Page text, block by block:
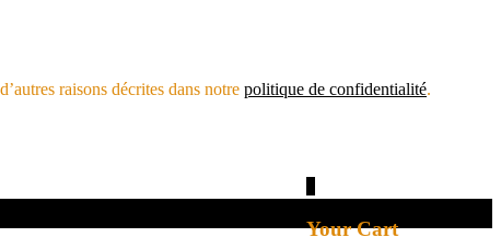
raisons décrites dans notre politique de confidentialité.
Your Cart